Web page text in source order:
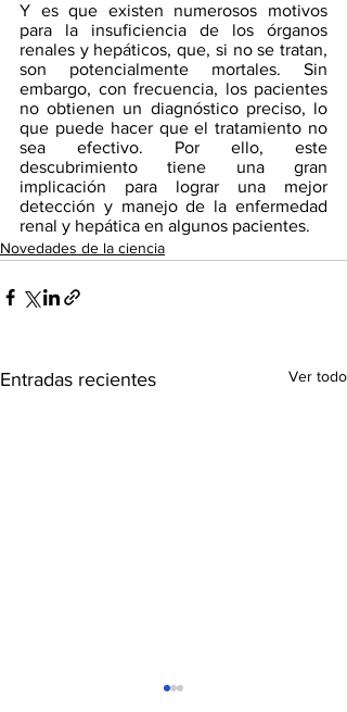
Y es que existen numerosos motivos
para la insuficiencia de los órganos
renales y hepáticos, que, si no se tratan,
son potencialmente mortales. Sin
embargo, con frecuencia, los pacientes
no obtienen un diagnóstico preciso, lo
que puede hacer que el tratamiento no
sea efectivo. Por ello, este
descubrimiento tiene una gran
implicación para lograr una mejor
detección y manejo de la enfermedad
renal y hepática en algunos pacientes.
Novedades de la ciencia
Entradas recientes Ver todo